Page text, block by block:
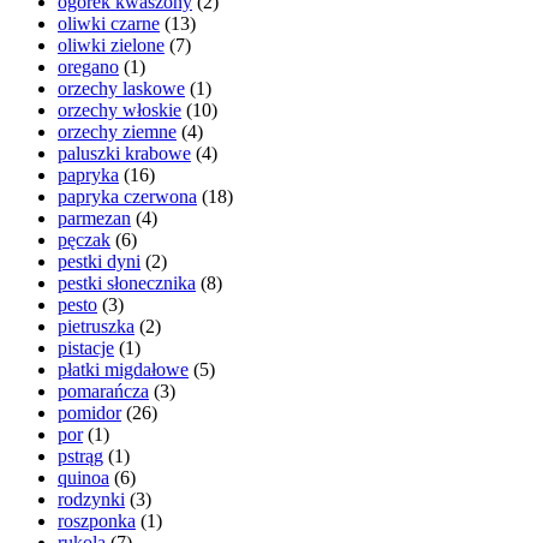
oliwki czarne (13)
oliwki zielone (7)
oregano (1)
orzechy laskowe (1)
orzechy włoskie (10)
orzechy ziemne (4)
paluszki krabowe (4)
papryka (16)
papryka czerwona (18)
parmezan (4)
pęczak (6)
pestki dyni (2)
pestki słonecznika (8)
pesto (3)
pietruszka (2)
pistacje (1)
płatki migdałowe (5)
pomarańcza (3)
pomidor(26)
por(1)
pstrąg (1)
quinoa (6)
rodzynki (3)
roszponka (1)